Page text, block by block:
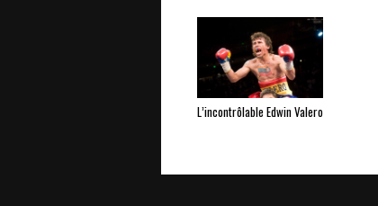
L’incontrôlable Edwin Valero